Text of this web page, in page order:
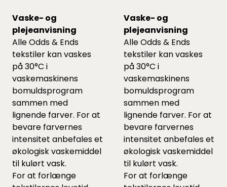
Vaske- og
plejeanvisning
Alle Odds & Ends
tekstiler kan vaskes
på 30°C i
vaskemaskinens
bomuldsprogram
sammen med
lignende farver. For at
bevare farvernes
intensitet anbefales et
økologisk vaskemiddel
til kulørt vask.
For at forlænge
Vaske- og
plejeanvisning
Alle Odds & Ends
tekstiler kan vaskes
på 30°C i
vaskemaskinens
bomuldsprogram
sammen med
lignende farver. For at
bevare farvernes
intensitet anbefales et
økologisk vaskemiddel
til kulørt vask.
For at forlænge